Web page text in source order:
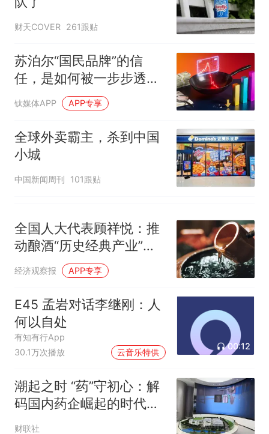
人只有2个厕所；客服回应：并
非每架飞机都会发放西梅汁
因老师一句“跟我回家”改写了
人生
财天COVER 261跟贴
苏泊尔“国民品牌”的信
任，是如何被一步步透支
的
钛媒体APP APP专享
全球外卖霸主，杀到中国
小城
中国新闻周刊 101跟贴
全国人大代表顾祥悦：推
动酿酒“历史经典产业”高
质量发展
经济观察报 APP专享
E45 孟岩对话李继刚：人
何以自处
有知有行App
30.1万次播放
云音乐特供
00:12
潮起之时 “药”守初心：解
码国内药企崛起的时代答
案
财联社